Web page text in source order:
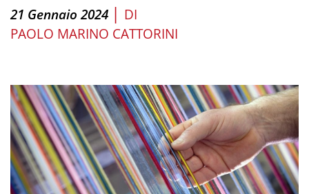
21 Gennaio 2024 | DI
PAOLO MARINO CATTORINI